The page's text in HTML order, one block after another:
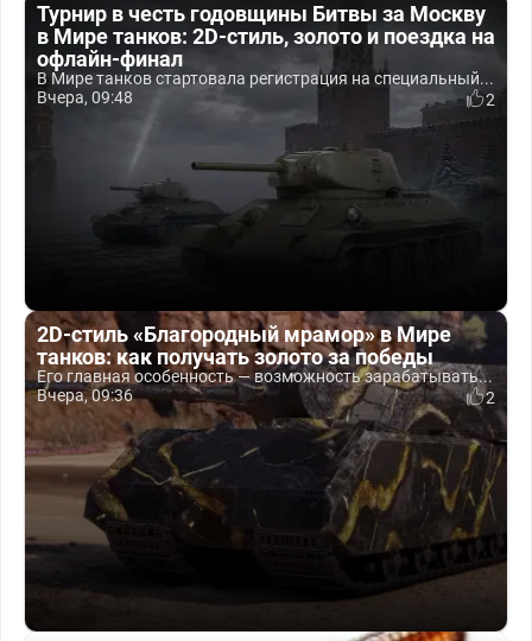
Турнир в честь годовщины Битвы за Москву
в Мире танков: 2D-стиль, золото и поездка на
офлайн-финал
В Мире танков стартовала регистрация на специальный...
Вчера, 09:48
2
2D-стиль «Благородный мрамор» в Мире
танков: как получать золото за победы
Его главная особенность — возможность зарабатывать...
Вчера, 09:36
2